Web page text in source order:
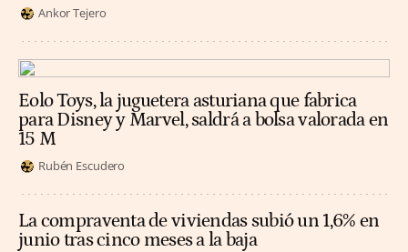
Ankor Tejero
Eolo Toys, la juguetera asturiana que fabrica
para Disney y Marvel, saldrá a bolsa valorada en
15 M
Rubén Escudero
La compraventa de viviendas subió un 1,6% en
junio tras cinco meses a la baja